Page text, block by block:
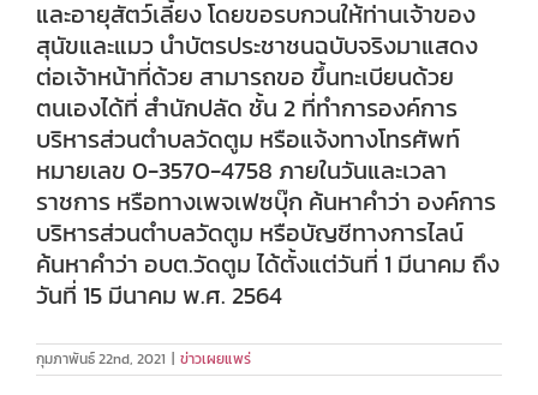
และอายุสัตว์เลี้ยง โดยขอรบกวนให้ท่านเจ้าของ
สุนัขและแมว นำบัตรประชาชนฉบับจริงมาแสดง
ต่อเจ้าหน้าที่ด้วย สามารถขอ ขึ้นทะเบียนด้วย
ตนเองได้ที่ สำนักปลัด ชั้น 2 ที่ทำการองค์การ
บริหารส่วนตำบลวัดตูม หรือแจ้งทางโทรศัพท์
หมายเลข 0-3570-4758 ภายในวันและเวลา
ราชการ หรือทางเพจเฟซบุ๊ก ค้นหาคำว่า องค์การ
บริหารส่วนตำบลวัดตูม หรือบัญชีทางการไลน์
ค้นหาคำว่า อบต.วัดตูม ได้ตั้งแต่วันที่ 1 มีนาคม ถึง
วันที่ 15 มีนาคม พ.ศ. 2564
กุมภาพันธ์ 22nd, 2021 | ข่าวเผยแพร่